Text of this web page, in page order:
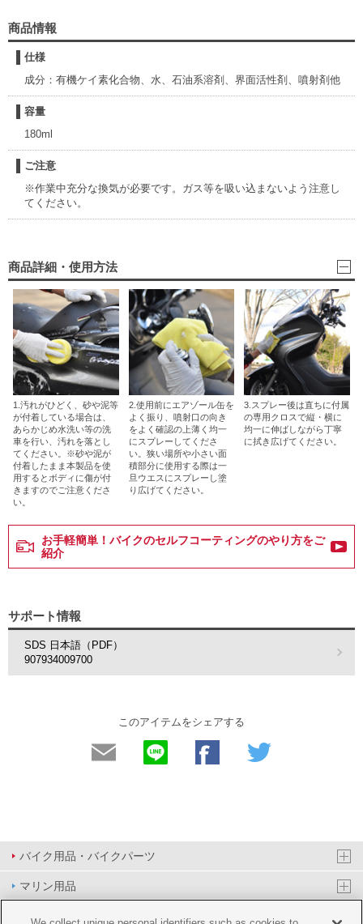
商品情報
仕様
成分：有機ケイ素化合物、水、石油系溶剤、界面活性剤、噴射剤他
容量
180ml
ご注意
※作業中充分な換気が必要です。ガス等を吸い込まないよう注意し
てください。
商品詳細・使用方法
1.汚れがひどく、砂や泥等
が付着している場合は、
あらかじめ水洗い等の洗
車を行い、汚れを落とし
てください。※砂や泥が
付着したまま本製品を使
用するとボディに傷が付
きますのでご注意くださ
い。
2.使用前にエアゾール缶を
よく振り、噴射口の向き
をよく確認の上薄く均一
にスプレーしてくださ
い。狭い場所や小さい面
積部分に使用する際は一
旦ウエスにスプレーし塗
り広げてください。
3.スプレー後は直ちに付属
の専用クロスで縦・横に
均一に伸ばしながら丁寧
に拭き広げてください。
お手軽簡単！バイクのセルフコーティングのやり方をご
紹介
サポート情報
SDS 日本語（PDF）
907934009700
このアイテムをシェアする
バイク用品・バイクパーツ
マリン用品
PAS/YPJ用品